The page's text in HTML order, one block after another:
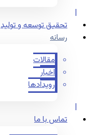
تحقیق توسعه و تولید
رسانه
مقالات
اخبار
رویدادها
تماس با ما